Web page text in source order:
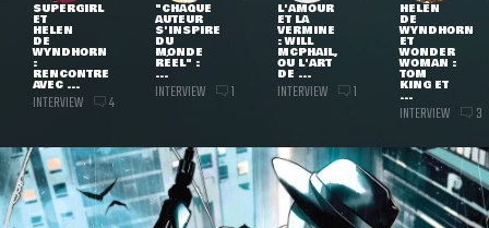
SUPERGIRL
ET
HELEN
DE
WYNDHORN
:
RENCONTRE
AVEC ...
INTERVIEW 4
"CHAQUE
AUTEUR
S'INSPIRE
DU
MONDE
RÉEL" :
...
INTERVIEW 1
L'AMOUR
ET LA
VERMINE
: WILL
MCPHAIL,
OU L'ART
DE ...
INTERVIEW 1
HELEN
DE
WYNDHORN
ET
WONDER
WOMAN :
TOM
KING ET
...
INTERVIEW 3